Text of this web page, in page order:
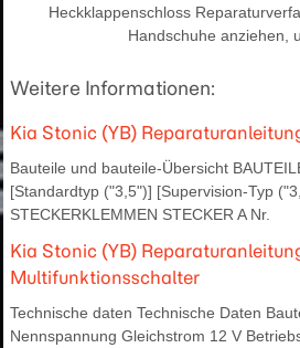
Heckklappenschloss
Handschuhe anziehen,
Weitere Informationen:
Kia Stonic (YB)
Bauteile und bauteile-Übersicht
[Standardtyp ("3,5")] [Supervision-Typ
STECKERKLEMMEN STECKER A Nr.
Kia Stonic (YB)
Multifunktionsschalter
Technische daten Technische Daten
Nennspannung Gleichstrom 12 V